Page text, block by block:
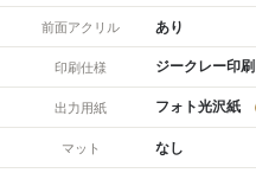
前面アクリル あり
印刷仕様 ジークレー印刷
出力用紙 フォト光沢紙
マット なし